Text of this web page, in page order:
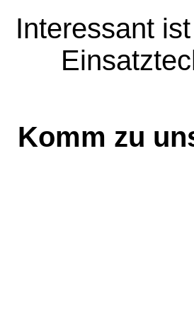
Interessant
Komm zu